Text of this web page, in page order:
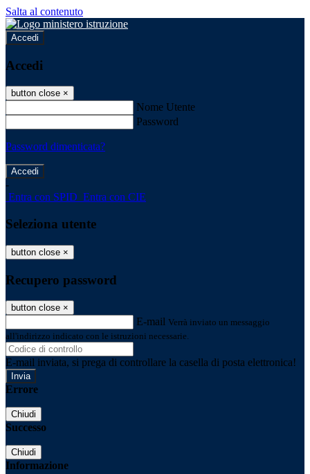
Salta al contenuto
Accedi
Accedi
button close ×
Nome Utente
Password
Password dimenticata?
-
Entra con SPID Entra con CIE
Seleziona utente
button close ×
Recupero password
button close ×
E-mail Verrà inviato un messaggio
all'indirizzo indicato con le istruzioni necessarie.
E-mail inviata, si prega di controllare la casella di posta elettronica!
Errore
Chiudi
Successo
Chiudi
Informazione